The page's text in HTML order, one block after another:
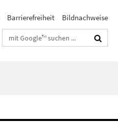
Barrierefreiheit Bildnachweise
Suchbegriffe